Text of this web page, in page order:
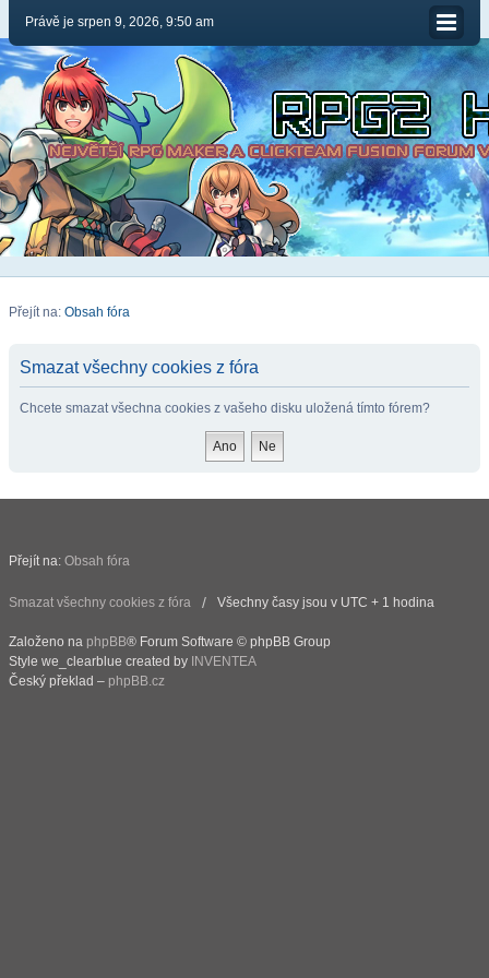
Právě je srpen 9, 2026, 9:50 am
Přejít na: Obsah fóra
Smazat všechny cookies z fóra
Chcete smazat všechna cookies z vašeho disku uložená tímto fórem?
Přejít na: Obsah fóra
Smazat všechny cookies z fóra Všechny časy jsou v UTC + 1 hodina
Založeno na phpBB® Forum Software © phpBB Group
Style we_clearblue created by INVENTEA
Český překlad – phpBB.cz